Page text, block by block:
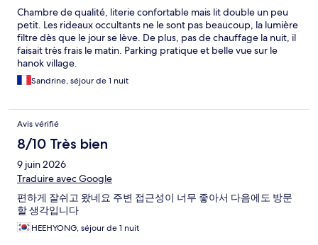
Chambre de qualité, literie confortable mais lit double un peu
petit. Les rideaux occultants ne le sont pas beaucoup, la lumière
filtre dès que le jour se lève. De plus, pas de chauffage la nuit, il
faisait très frais le matin. Parking pratique et belle vue sur le
hanok village.
Sandrine, séjour de 1 nuit
Avis vérifié
8/10 Très bien
9 juin 2026
Traduire avec Google
편하게 잘쉬고 왔네요 주변 접근성이 너무 좋아서 다음에도 방문
할 생각입니다
HEEHYONG, séjour de 1 nuit